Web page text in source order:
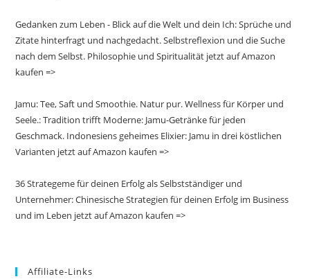
Gedanken zum Leben - Blick auf die Welt und dein Ich: Sprüche und
Zitate hinterfragt und nachgedacht. Selbstreflexion und die Suche
nach dem Selbst. Philosophie und Spiritualität jetzt auf Amazon
kaufen =>
Jamu: Tee, Saft und Smoothie. Natur pur. Wellness für Körper und
Seele.: Tradition trifft Moderne: Jamu-Getränke für jeden
Geschmack. Indonesiens geheimes Elixier: Jamu in drei köstlichen
Varianten jetzt auf Amazon kaufen =>
36 Strategeme für deinen Erfolg als Selbstständiger und
Unternehmer: Chinesische Strategien für deinen Erfolg im Business
und im Leben jetzt auf Amazon kaufen =>
Affiliate-Links